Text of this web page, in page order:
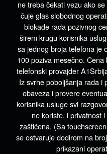
ne treba čekati vezu ako
čuje glas slobodnog
blokade rada pozivnog
širem krugu korisnika
sa jednog broja telefona je
100 poziva mesečno.
telefonski provajder
Iz svrhe poboljšanja rada i
obaveza i provere
korisnika usluge svi
ne koriste, i privatnost
zaštićena. (Sa
se ostvaruje dodirom na
prikazani